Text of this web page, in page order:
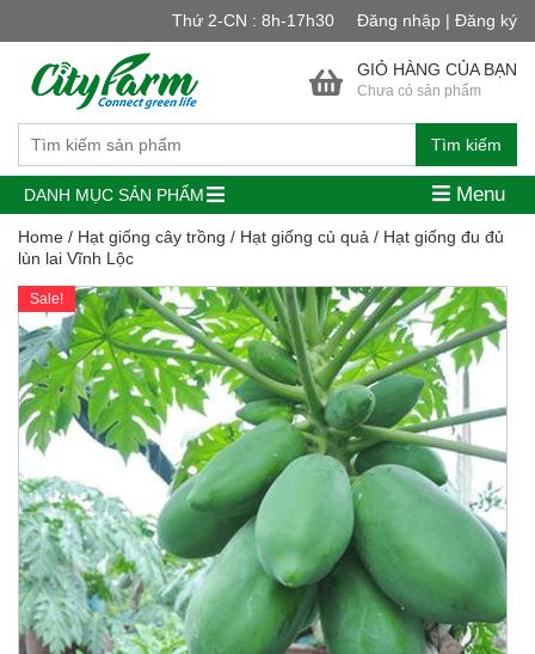
Thứ 2-CN : 8h-17h30 Đăng nhập | Đăng ký
Tìm kiếm
GIỎ HÀNG CỦA BẠN
Chưa có sản phẩm
DANH MỤC SẢN PHẨM Menu
Home / Hạt giống cây trồng / Hạt giống củ quả / Hạt giống đu đủ
lùn lai Vĩnh Lộc
Sale!